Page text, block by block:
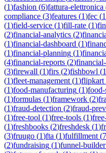
(1)fashion (6)fattura-elettronica
compliance (3)features (1)fec (1
(1)field-service (1)fill-rate (1)
(2)financial-analytics (2)
(1)financial-dashboard (1)
(1)financial-planning (1)
(4)financial-reports (2)
(3)firewall (1)firs (2)fishbowl (1
(1)fleet-management (1)flipkart
(1)food-manufacturing (1)food-
(1)formulas (1)framework (2)
(1)fraud-detection (2)fraud-
(1)free-tool (1)free-tools (1)
(1)freshbooks (2)freshdesk (1)
(3)fruugo (1)fta (1)fulfillment (7
(2)fundraising (1)funnel-builder